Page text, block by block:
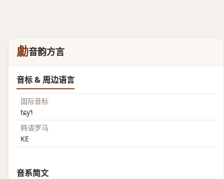
勮音韵方言
音标 & 周边语言
国际音标
tɕy˥˧
韩语罗马
KE
音系简文